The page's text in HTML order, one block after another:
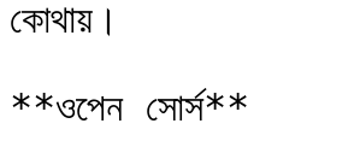
কোথায়।
**ওপেন সোর্স**